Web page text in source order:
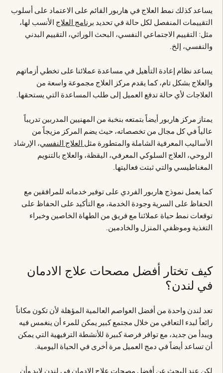
يساعد كذلك نمط العلاج في هاربور القائم على الاعتماد على أسلوب
التقييمات المنفصل لكل حالة في تحديد برنامج العلاج الأنسب لها،
مثل: التقييم الاجتماعي النفسي، البحث الوراثي، التقييم البدني
والنفسي، إلخ.
يساعد نظام إعادة التأهيل في مساعدة عملائنا على تخطي أزماتهم
والعلاج بشكل تام، كما يقدم مركز العلاج مجموعة واسعة من
العلاجات لأي حالة تدفع العميل إلى طلب المساعدة التي يستحقها.
يمتاز مركز هاربور أيضاً بتمتعه بنخبة من المهنيين المدربين تدريباً
عالياً في كل مجال من تخصصاته، حيث يضم المركز مزيجاً من
الأساليب المعرفية الشاملة والمتطورة مثل العلاج النفسي، الإرشاد
الروحي، العلاج السلوكي المعرفي، اليقظة، والعلاج بالتنويم
المغناطيسي والتي ثبتت فعاليتها.
كما يعمل نموذج هاربور الفردي على توفير خدماته للمرافقين مع
الحفاظ على السرية وجودة الخدمة، مع التأكيد على الحفاظ على
توقعات نمط حياة عملائنا مع فريق من الطهاة الخاصين وخبراء
التغذية وموظفي المنزل والخادمين.
كيف تختار أفضل مصحات علاج الادمان
في لندن؟
تعد لندن واحدة من أفضل العواصم العالمية المؤهلة لأن تكون مكاناً
رائعاً لبدء التعافي من خلال مجتمع كبير يمكن للمرء أن ينغمس فيه
ويبدأ من جديد، مع توافر فرصة كبيرة للأنشطة الترفيهية التي يمكن
أن تساعد أيضاً في دمج العميل مرة أخرى في الحياة اليومية.
لكن عند البحث عن أفضل مصحات علاج الإدمان في لندن لابد وأن